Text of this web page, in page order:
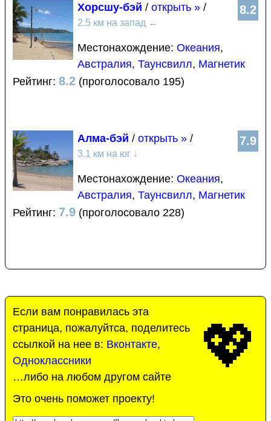
8.2
Хорсшу-бэй / открыть » /
2.5 км на запад ←
Местонахождение: Океания,
Австралия, Таунсвилл, Магнетик
Рейтинг: 8.2 (проголосовало 195)
7.9
Алма-бэй / открыть » /
3.1 км на юг ↓
Местонахождение: Океания,
Австралия, Таунсвилл, Магнетик
Рейтинг: 7.9 (проголосовало 228)
💖
Если вам понравилась эта
страница, пожалуйтса, поделитесь
ссылкой на нее в: Вконтакте,
Одноклассники
…либо на любом другом сайте
Это очень поможет проекту!